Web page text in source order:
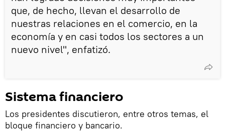
que, de hecho, llevan el desarrollo de
nuestras relaciones en el comercio, en la
economía y en casi todos los sectores a un
nuevo nivel", enfatizó.
Sistema financiero
Los presidentes discutieron, entre otros temas, el
bloque financiero y bancario.